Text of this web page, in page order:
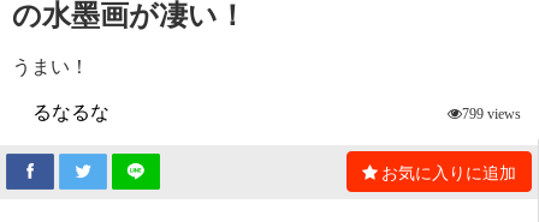
の水墨画が凄い！
うまい！
るなるな
799 views
お気に入りに追加